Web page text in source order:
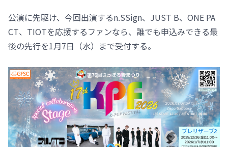
公演に先駆け、今回出演するn.SSign、JUST B、ONE PA
CT、TIOTを応援するファンなら、誰でも申込みできる最
後の先行を1月7日（水）まで受付する。